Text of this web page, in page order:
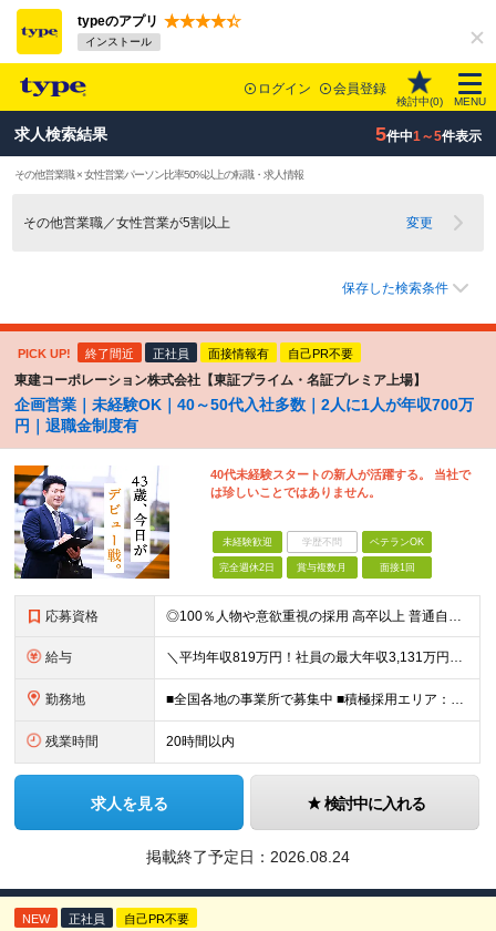
typeのアプリ
インストール
ログイン 会員登録
検討中(0) MENU
求人検索結果 5件中1～5件表示
その他営業職 × 女性営業パーソン比率50%以上の転職・求人情報
その他営業職／女性営業が5割以上 変更
保存した検索条件
PICK UP! 終了間近 正社員 面接情報有 自己PR不要
東建コーポレーション株式会社【東証プライム・名証プレミア上場】
企画営業｜未経験OK｜40～50代入社多数｜2人に1人が年収700万
円｜退職金制度有
40代未経験スタートの新人が活躍する。 当社で
は珍しいことではありません。
未経験歓迎 学歴不問 ベテランOK
完全週休2日 賞与複数月 面接1回
応募資格 ◎100％人物や意欲重視の採用 高卒以上 普通自動車第一種運転免許取得者（AT限定可） ★職歴は全く問いません！ 前向きにコツコツと向き合える方であれば結果がついてくるお仕事です。 現職・無職、正社
給与 ＼平均年収819万円！社員の最大年収3,131万円／ ＼2人に1人が年収700万円以上／ ＼5人に1人が年収1,000万円以上！／ 固定給だけで、年収524万円も可能！ インセンティブだけでなく固定給
勤務地 ■全国各地の事業所で募集中 ■積極採用エリア：東京・神奈川・埼玉・千葉・愛知 ※希望の勤務地で働ける！通勤可能な事業所を選定していきます ※地元に戻って働きたいUターン希望者も歓迎します！ ※社用車を
残業時間 20時間以内
求人を見る 検討中に入れる
掲載終了予定日： 2026.08.24
NEW 正社員 自己PR不要